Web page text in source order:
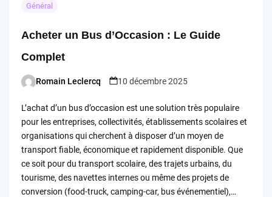
Général
Acheter un Bus d’Occasion : Le Guide
Complet
Posted
Romain Leclercq 10 décembre 2025
L’achat d’un bus d’occasion est une solution très populaire
pour les entreprises, collectivités, établissements scolaires et
organisations qui cherchent à disposer d’un moyen de
transport fiable, économique et rapidement disponible. Que
ce soit pour du transport scolaire, des trajets urbains, du
tourisme, des navettes internes ou même des projets de
conversion (food-truck, camping-car, bus événementiel),…